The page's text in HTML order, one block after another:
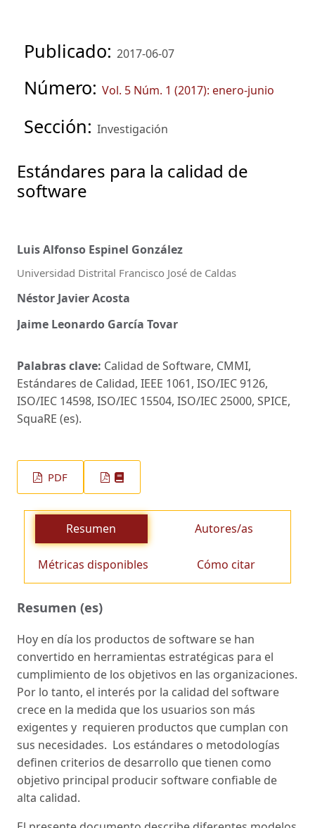
Publicado: 2017-06-07
Número: Vol. 5 Núm. 1 (2017): enero-junio
Sección: Investigación
Estándares para la calidad de
software
Luis Alfonso Espinel González
Universidad Distrital Francisco José de Caldas
Néstor Javier Acosta
Jaime Leonardo García Tovar
Palabras clave: Calidad de Software, CMMI,
Estándares de Calidad, IEEE 1061, ISO/IEC 9126,
ISO/IEC 14598, ISO/IEC 15504, ISO/IEC 25000, SPICE,
SquaRE (es).
PDF
Resumen Autores/as
Métricas disponibles Cómo citar
Resumen (es)
Hoy en día los productos de software se han
convertido en herramientas estratégicas para el
cumplimiento de los objetivos en las organizaciones.
Por lo tanto, el interés por la calidad del software
crece en la medida que los usuarios son más
exigentes y requieren productos que cumplan con
sus necesidades. Los estándares o metodologías
definen criterios de desarrollo que tienen como
objetivo principal producir software confiable de
alta calidad.